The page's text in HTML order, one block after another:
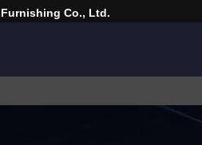
Co., Ltd.